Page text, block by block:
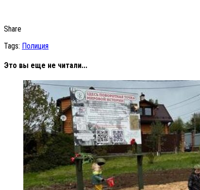
Share
Tags: Полиция
Это вы еще не читали...